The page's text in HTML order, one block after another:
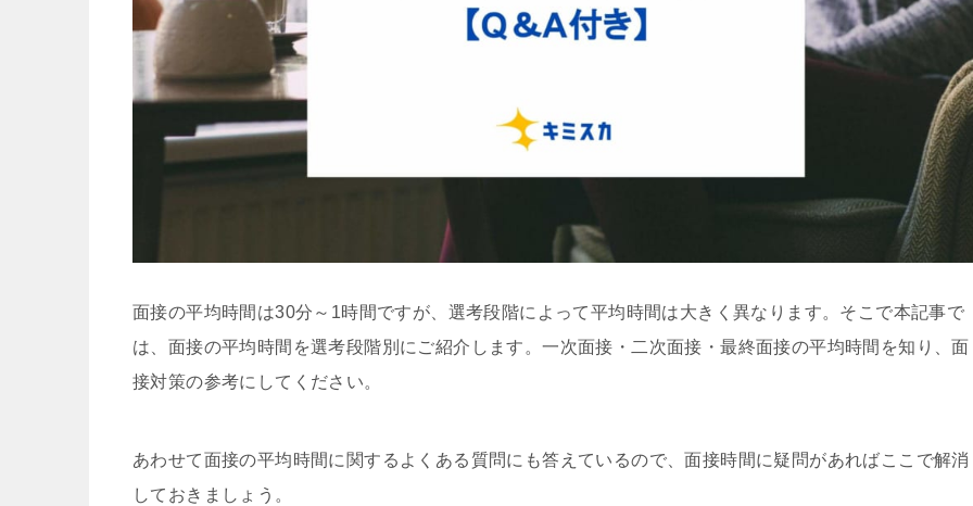
面接の平均時間は30分～1時間ですが、選考段階によって平均時間は大きく異なります。そこで本記事で
は、面接の平均時間を選考段階別にご紹介します。一次面接・二次面接・最終面接の平均時間を知り、面
接対策の参考にしてください。
あわせて面接の平均時間に関するよくある質問にも答えているので、面接時間に疑問があればここで解消
しておきましょう。